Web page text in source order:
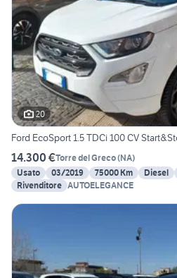
20
Ford EcoSport 1.5 TDCi 100 CV
14.300 €Torre del Greco(NA)
Usato
03/2019 75000 Km Diesel
Rivenditore AUTOELEGANCE